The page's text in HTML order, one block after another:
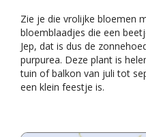
Zie je die vrolijke bloemen
bloemblaadjes die een
Jep, dat is dus de
purpurea. Deze plant is
tuin of balkon van juli tot
een klein feestje is.